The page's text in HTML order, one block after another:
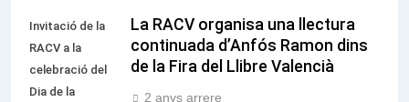
Invitació de la
RACV a la
celebració del
Dia de la
La RACV organisa una llectura
continuada d’Anfós Ramon dins
de la Fira del Llibre Valencià
2 anys arrere